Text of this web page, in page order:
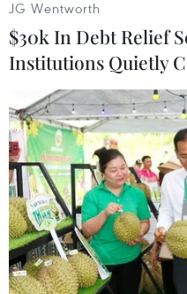
#giải báo chí
#sử dụng
JG Wentworth
$30k In Debt Relief
Institutions Quietly